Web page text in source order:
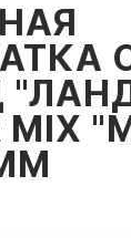
MIX